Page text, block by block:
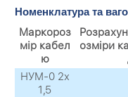
Номенклатура та
Маркороз
мір кабел
ю
озміри
НУМ-0 2х
1,5